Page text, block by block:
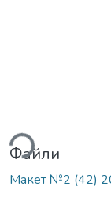
Файли
Макет №2 (42)